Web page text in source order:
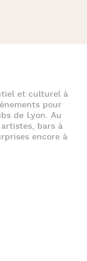
et culturel à
pour
de Lyon. Au
bars à
encore à